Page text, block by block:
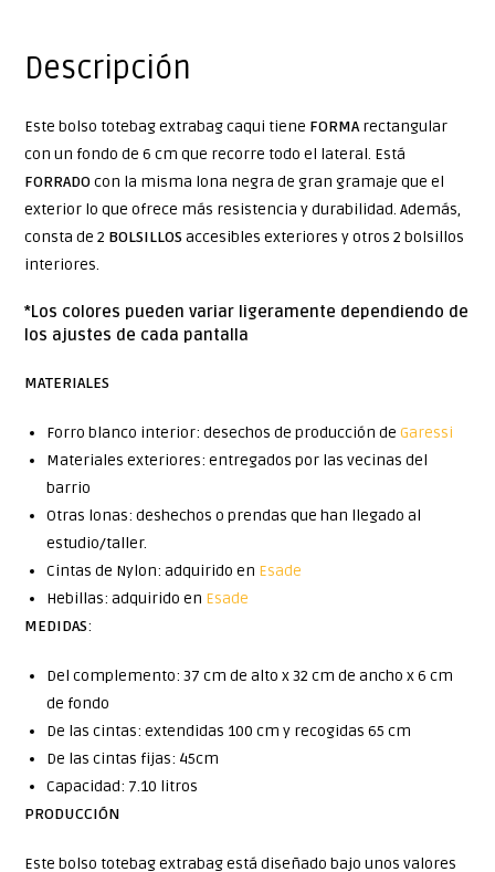
Descripción
Este bolso totebag extrabag caqui tiene FORMArectangular
con un fondo de 6 cm que recorre todo el lateral. Está
FORRADOcon la misma lona negra de gran gramaje que el
exterior lo que ofrece más resistencia y durabilidad. Además,
consta de 2 BOLSILLOSaccesibles exteriores y otros 2 bolsillos
interiores.
*Los colores pueden variar ligeramente dependiendo de
los ajustes de cada pantalla
MATERIALES
Forro blanco interior: desechos de producción deGaressi
Materiales exteriores: entregados por las vecinas del
barrio
Otras lonas: deshechos o prendas que han llegado al
estudio/taller.
Cintas de Nylon: adquirido en Esade
Hebillas: adquirido en Esade
MEDIDAS:
Del complemento: 37 cm de alto x 32 cm de ancho x 6 cm
de fondo
De las cintas: extendidas 100 cm y recogidas 65 cm
De las cintas fijas: 45cm
Capacidad: 7.10 litros
PRODUCCIÓN
Este bolso totebag extrabag está diseñado bajo unos valores